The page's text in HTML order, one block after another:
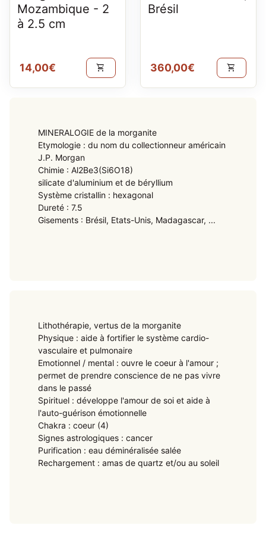
Mozambique - 2
à 2.5 cm
Prix normal
14,00€ shopping_cart
Brésil
Prix normal
360,00€ shopping_cart
MINERALOGIE de la morganite
Etymologie : du nom du collectionneur américain
J.P. Morgan
Chimie : Al2Be3(Si6O18)
silicate d'aluminium et de béryllium
Système cristallin : hexagonal
Dureté : 7.5
Gisements : Brésil, Etats-Unis, Madagascar, ...
Lithothérapie, vertus de la morganite
Physique : aide à fortifier le système cardio-
vasculaire et pulmonaire
Emotionnel / mental : ouvre le coeur à l'amour ;
permet de prendre conscience de ne pas vivre
dans le passé
Spirituel : développe l'amour de soi et aide à
l'auto-guérison émotionnelle
Chakra : coeur (4)
Signes astrologiques : cancer
Purification : eau déminéralisée salée
Rechargement : amas de quartz et/ou au soleil